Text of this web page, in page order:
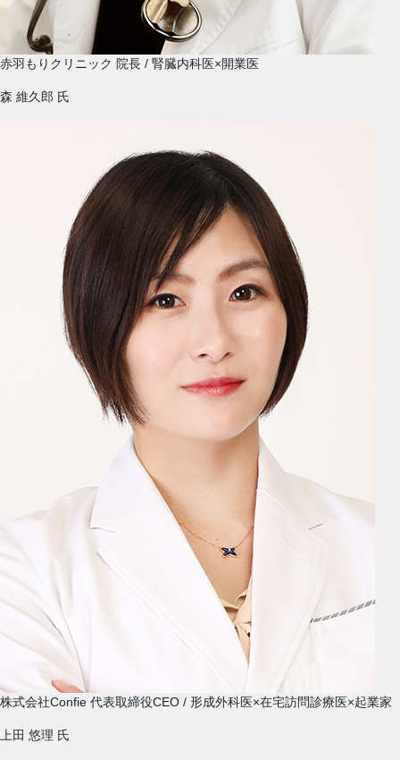
赤羽もりクリニック 院長 / 腎臓内科医×開業医
森 維久郎 氏
株式会社Confie 代表取締役CEO / 形成外科医×在宅訪問診療医×起業家
上田 悠理 氏